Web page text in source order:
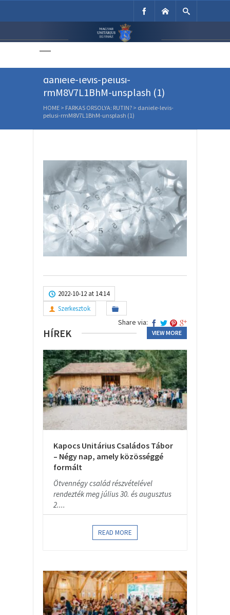
Unitárius Egyház
daniele-levis-pelusi-
rmM8V7L1BhM-unsplash (1)
HOME > FARKAS ORSOLYA: RUTIN? > daniele-levis-
pelusi-rmM8V7L1BhM-unsplash (1)
2022-10-12 at 14:14
Szerkesztok
Share via:
HÍREK VIEW MORE
Kapocs Unitárius Családos Tábor
– Négy nap, amely közösséggé
formált
Ötvennégy család részvételével
rendezték meg július 30. és augusztus
2....
READ MORE